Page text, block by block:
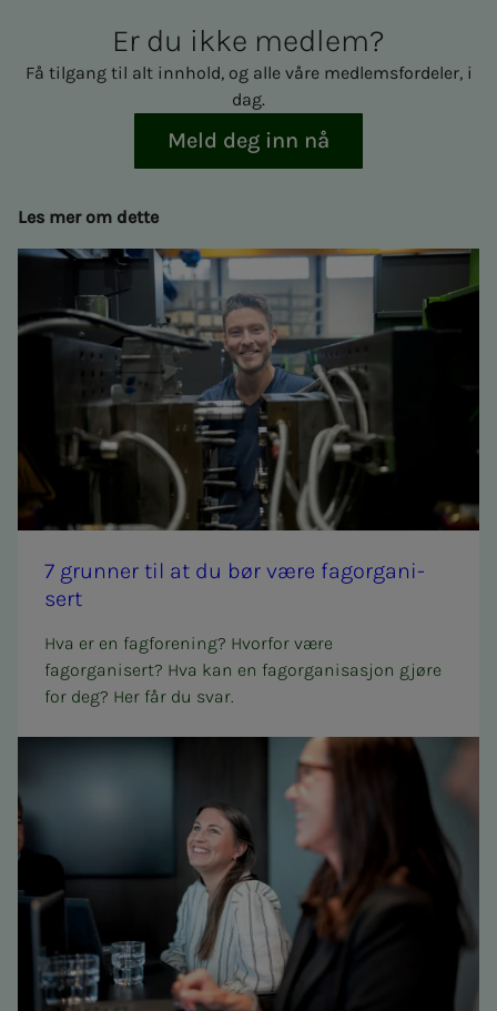
Er du ikke med­­­­­lem?
Få tilgang til alt innhold, og alle våre medlemsfordeler, i
dag.
Meld deg inn nå
Les mer om dette
7 grun­­­ner til at du bør være fag­or­­­ga­­­ni­­­
sert
Hva er en fagforening? Hvorfor være
fagorganisert? Hva kan en fagorganisasjon gjøre
for deg? Her får du svar.